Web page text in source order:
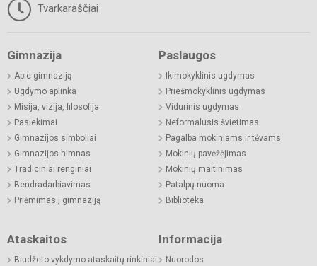
Tvarkaraščiai
Gimnazija
Apie gimnaziją
Ugdymo aplinka
Misija, vizija, filosofija
Pasiekimai
Gimnazijos simboliai
Gimnazijos himnas
Tradiciniai renginiai
Bendradarbiavimas
Priėmimas į gimnaziją
Paslaugos
Ikimokyklinis ugdymas
Priešmokyklinis ugdymas
Vidurinis ugdymas
Neformalusis švietimas
Pagalba mokiniams ir tėvams
Mokinių pavėžėjimas
Mokinių maitinimas
Patalpų nuoma
Biblioteka
Ataskaitos
Biudžeto vykdymo ataskaitų rinkiniai
Informacija
Nuorodos